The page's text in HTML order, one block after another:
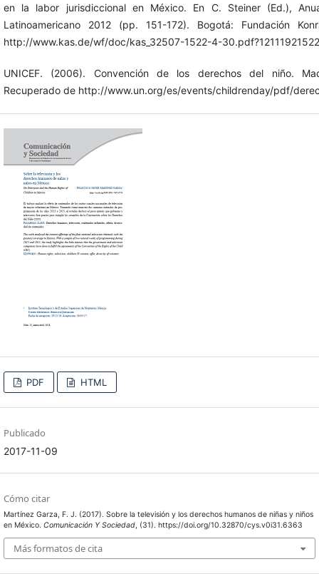
en la labor jurisdiccional en México. En C. Steiner (Ed.),
Latinoamericano 2012 (pp. 151-172). Bogotá: Fundación
http://www.kas.de/wf/doc/kas_32507-1522-4-
UNICEF. (2006). Convención de los derechos del niño.
Recuperado de http://www.un.org/es/events/childrenday/pdf/
PDF HTML
Publicado
2017-11-09
Cómo citar
Martínez Garza, F. J. (2017). Sobre la televisión y los derechos humanos de niñas y niños
en México. Comunicación Y Sociedad, (31). https://doi.org/10.32870/cys.v0i31.6363
Más formatos de cita